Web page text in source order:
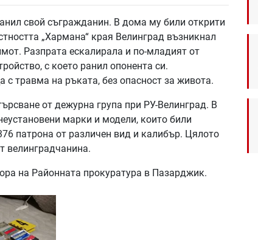
свой съгражданин. В дома му били открити
„Хармана“ края Велинград възникнал
Разпрата ескалирала и по-младият от
с което ранил опонента си.
с травма на ръката, без опасност за живота.
от дежурна група при РУ-Велинград. В
марки и модели, които били
патрона от различен вид и калибър. Цялото
велинградчанина.
на Районната прокуратура в Пазарджик.